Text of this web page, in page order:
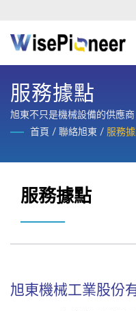
服務據點
旭東不只是機械設備的供應
劃、設計、製造、訓練與整廠
首頁 / 聯絡旭東 / 服務
服務據點
旭東機械工業股份